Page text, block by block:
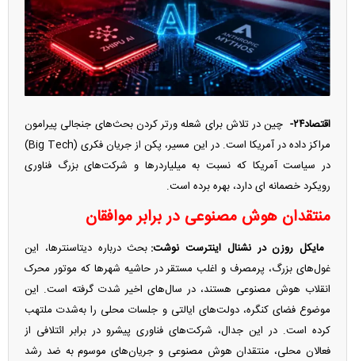
اقتصاد۲۴-
چین در تلاش برای شعله ورتر کردن بحث‌های جنجالی پیرامون
مراکز داده در آمریکا است. در این مسیر، پکن از جریان فکری (Big Tech)
در سیاست آمریکا که نسبت به میلیاردرها و شرکت‌های بزرگ فناوری
رویکرد خصمانه ای دارد، بهره برده است.
منتقدان هوش مصنوعی در برابر موافقان
مایکل روزن در نشنال اینترست نوشت: بحث درباره دیتاسنترها، این
غول‌های بزرگ، پرمصرف و اغلب مستقر در حاشیه شهرها که موتور محرک
انقلاب هوش مصنوعی هستند، در سال‌های اخیر شدت گرفته است. این
موضوع فضای کنگره، دولت‌های ایالتی و جلسات محلی را به‌شدت ملتهب
کرده است. در این جدال، شرکت‌های فناوری پیشرو در برابر ائتلافی از
فعالان محلی، منتقدان هوش مصنوعی و جریان‌های موسوم به ضد رشد